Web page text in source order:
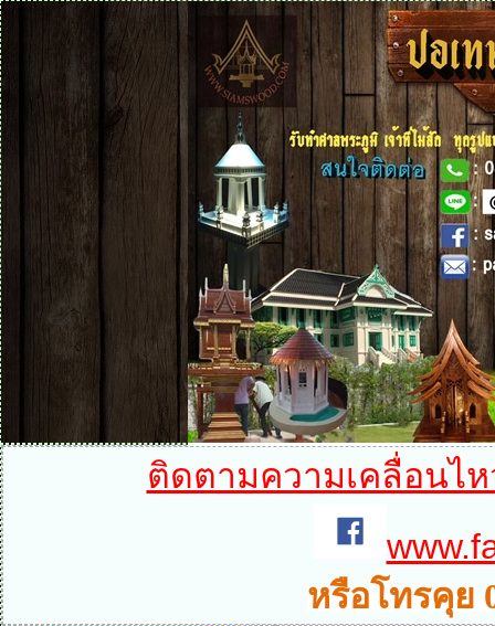
ติดตามความเคลื่อนไ
หรือโทรคุย